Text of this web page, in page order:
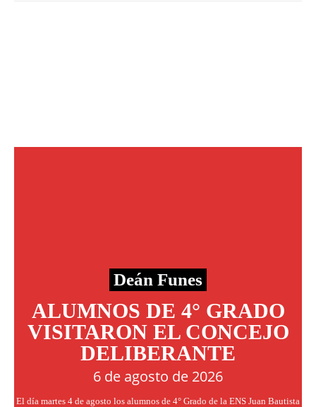
Deán Funes
ALUMNOS DE 4° GRADO
VISITARON EL CONCEJO
DELIBERANTE
6 de agosto de 2026
El día martes 4 de agosto los alumnos de 4° Grado de la ENS Juan Bautista